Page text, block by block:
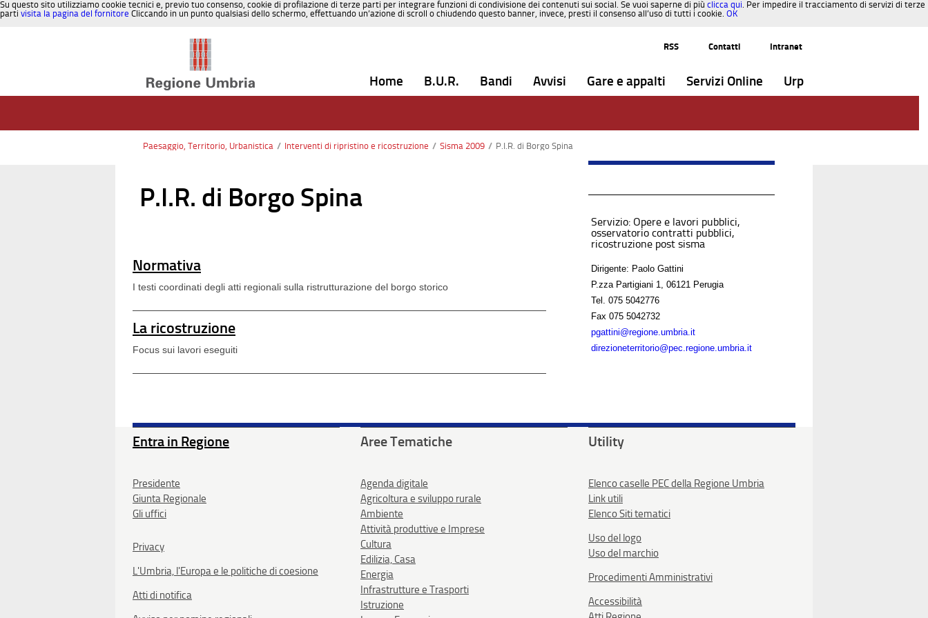
Su questo sito utilizziamo cookie tecnici e, previo tuo consenso, cookie di profilazione di terze parti per integrare funzioni di condivisione dei contenuti sui social. Se vuoi saperne di più clicca qui. Per impedire il tracciamento di servizi di terze
parti visita la pagina del fornitore Cliccando in un punto qualsiasi dello schermo, effettuando un’azione di scroll o chiudendo questo banner, invece, presti il consenso all’uso di tutti i cookie. OK
RSS
Contatti Intranet
Home B.U.R. Bandi Avvisi Gare e appalti Servizi Online Urp
Paesaggio, Territorio, Urbanistica / Interventi di ripristino e ricostruzione / Sisma 2009 / P.I.R. di Borgo Spina
P.I.R. di Borgo Spina
Normativa
I testi coordinati degli atti regionali sulla ristrutturazione del borgo storico
La ricostruzione
Focus sui lavori eseguiti
Servizio: Opere e lavori pubblici,
osservatorio contratti pubblici,
ricostruzione post sisma
Dirigente: Paolo Gattini
P.zza Partigiani 1, 06121 Perugia
Tel.
075 5042776
Fax 075 5042732
pgattini@regione.umbria.it
direzioneterritorio@pec.regione.umbria.it
Entra in Regione
Presidente
Giunta Regionale
Gli uffici
Privacy
L'Umbria, l'Europa e le politiche di coesione
Atti di notifica
Aree Tematiche
Agenda digitale
Agricoltura e sviluppo rurale
Ambiente
Attività produttive e Imprese
Cultura
Edilizia, Casa
Energia
Infrastrutture e Trasporti
Istruzione
Utility
Elenco caselle PEC della Regione Umbria
Link utili
Elenco Siti tematici
Uso del logo
Uso del marchio
Procedimenti Amministrativi
Accessibilità